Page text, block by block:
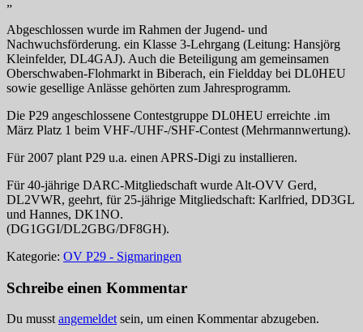
Abgeschlossen wurde im Rahmen der Jugend- und
Nachwuchsförderung. ein Klasse 3-Lehrgang (Leitung: Hansjörg
Kleinfelder, DL4GAJ). Auch die Beteiligung am gemeinsamen
Oberschwaben-Flohmarkt in Biberach, ein Fieldday bei DL0HEU
sowie gesellige Anlässe gehörten zum Jahresprogramm.
Die P29 angeschlossene Contestgruppe DL0HEU erreichte .im
März Platz 1 beim VHF-/UHF-/SHF-Contest (Mehrmannwertung).
Für 2007 plant P29 u.a. einen APRS-Digi zu installieren.
Für 40-jährige DARC-Mitgliedschaft wurde Alt-OVV Gerd,
DL2VWR, geehrt, für 25-jährige Mitgliedschaft: Karlfried, DD3GL
und Hannes, DK1NO.
(DG1GGI/DL2GBG/DF8GH).
Kategorie: OV P29 - Sigmaringen
Schreibe einen Kommentar
Du musst angemeldet sein, um einen Kommentar abzugeben.